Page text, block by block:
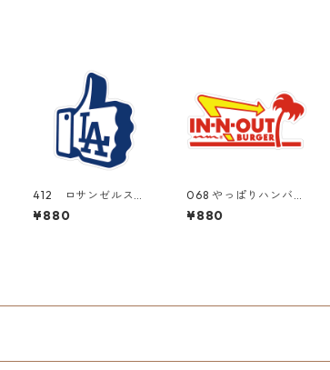
412 ロサンゼルス・
ドジャース Los Angel
es Dodgers MLB
¥880
068 やっぱりハンバー
ガーはココ！In-N-Ou
t Burger "Californi
¥880